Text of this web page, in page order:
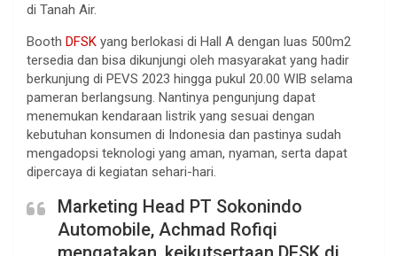
di Tanah Air.
Booth DFSK yang berlokasi di Hall A dengan luas 500m2
tersedia dan bisa dikunjungi oleh masyarakat yang hadir
berkunjung di PEVS 2023 hingga pukul 20.00 WIB selama
pameran berlangsung. Nantinya pengunjung dapat
menemukan kendaraan listrik yang sesuai dengan
kebutuhan konsumen di Indonesia dan pastinya sudah
mengadopsi teknologi yang aman, nyaman, serta dapat
dipercaya di kegiatan sehari-hari.
Marketing Head PT Sokonindo
Automobile, Achmad Rofiqi